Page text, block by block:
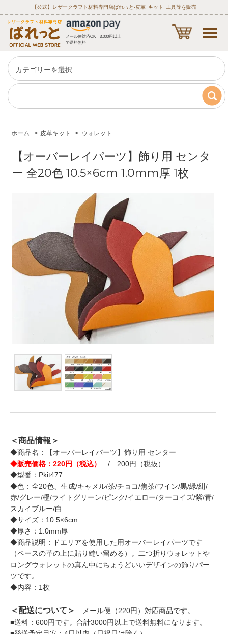
【公式】レザークラフト材料専門店ぱれっと‐皮革･キット･工具等を販売
メール便対応OK 3,000円以上
で送料無料
ホーム > 皮革キット > ウォレット
【オーバーレイパーツ】飾り用 センタ
ー 全20色 10.5×6cm 1.0mm厚 1枚
＜商品情報＞
◆商品名：【オーバーレイパーツ】飾り用 センター
◆販売価格：220円（税込）
/ 200円（税抜）
◆型番：Pkit477
◆色：全20色、生成/キャメル/茶/チョコ/焦茶/ワイン/黒/緑/紺/
赤/グレー/橙/ライトグリーン/ピンク/イエロー/ターコイズ/紫/青/
スカイブルー/白
◆サイズ：10.5×6cm
◆厚さ：1.0mm厚
◆商品説明：ドエリアを使用した用オーバーレイパーツです
（ベースの革の上に貼り縫い留める）。二つ折りウォレットや
ロングウォレットの真ん中にちょうどいいデザインの飾りパー
ツです。
◆内容：1枚
＜配送について＞
メール便（220円）対応商品です。
■送料：600円です。合計3000円以上で送料無料になります。